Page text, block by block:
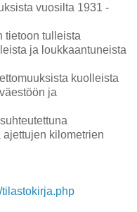
vuosilta 1931 -
tietoon tulleista
ja loukkaantuneista
kuolleista
ja
kilometrien
tilastokirja.php